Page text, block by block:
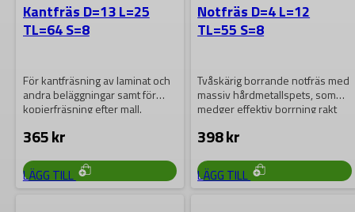
Kantfräs D=13 L=25
TL=64 S=8
För kantfräsning av laminat och
andra beläggningar samt för
kopierfräsning efter mall.
bottenmonterat…
365kr
LÄGG TILL
Notfräs D=4 L=12
TL=55 S=8
Tvåskärig borrande notfräs med
massiv hårdmetallspets, som
medger effektiv borrning rakt
398kr
LÄGG TILL